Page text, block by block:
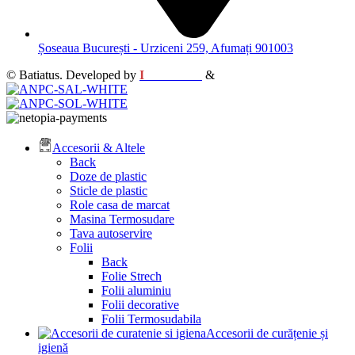
Șoseaua București - Urziceni 259, Afumați 901003
© Batiatus. Developed by I &
Accesorii & Altele
Back
Doze de plastic
Sticle de plastic
Role casa de marcat
Masina Termosudare
Tava autoservire
Folii
Back
Folie Strech
Folii aluminiu
Folii decorative
Folii Termosudabila
Accesorii de curățenie și
igienă